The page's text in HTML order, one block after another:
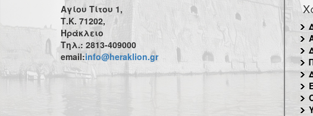
Αγίου Τίτου 1,
Τ.Κ. 71202,
Ηράκλειο
Τηλ.: 2813-409000
email:info@heraklion.gr